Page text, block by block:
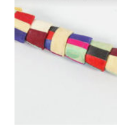
민속 인사이드
원문보기 PDF